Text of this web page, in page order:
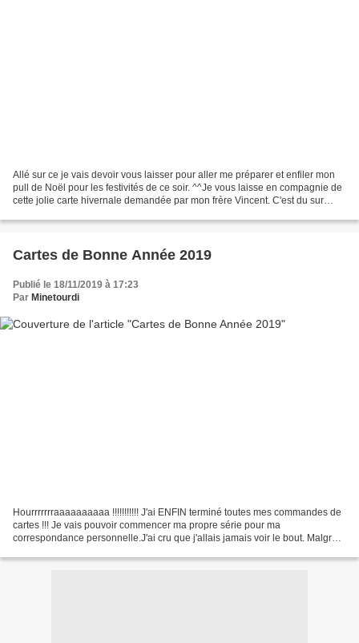
Allé sur ce je vais devoir vous laisser pour aller me préparer et enfiler mon
pull de Noël pour les festivités de ce soir. ^^Je vous laisse en compagnie de
cette jolie carte hivernale demandée par mon frère Vincent. C'est du sur
Cartes de Bonne Année 2019
Publié le 18/11/2019 à 17:23
Par Minetourdi
Hourrrrrrraaaaaaaaaa !!!!!!!!!!! J'ai ENFIN terminé toutes mes commandes de
cartes !!! Je vais pouvoir commencer ma propre série pour ma
correspondance personnelle.J'ai cru que j'allais jamais voir le bout. Malgré